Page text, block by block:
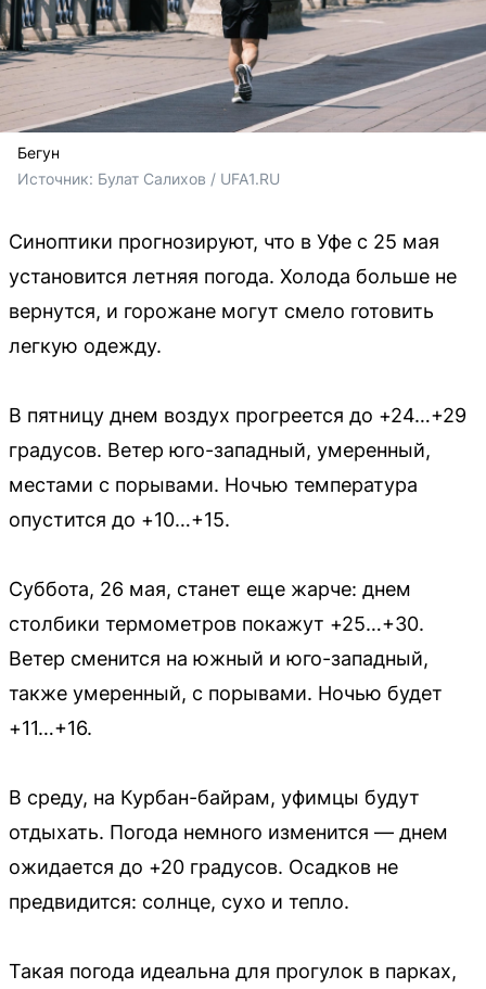
Бегун
Источник: Булат Салихов / UFA1.RU
Синоптики прогнозируют, что в Уфе с 25 мая
установится летняя погода. Холода больше не
вернутся, и горожане могут смело готовить
легкую одежду.
В пятницу днем воздух прогреется до +24…+29
градусов. Ветер юго-западный, умеренный,
местами с порывами. Ночью температура
опустится до +10…+15.
Суббота, 26 мая, станет еще жарче: днем
столбики термометров покажут +25…+30.
Ветер сменится на южный и юго-западный,
также умеренный, с порывами. Ночью будет
+11…+16.
В среду, на Курбан-байрам, уфимцы будут
отдыхать. Погода немного изменится — днем
ожидается до +20 градусов. Осадков не
предвидится: солнце, сухо и тепло.
Такая погода идеальна для прогулок в парках,